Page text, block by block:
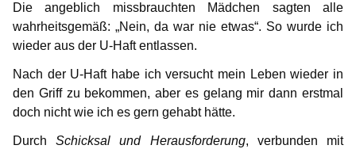
Die angeblich missbrauchten Mädchen sagten alle
wahrheitsgemäß: „Nein, da war nie etwas“. So wurde ich
wieder aus der U-Haft entlassen.
Nach der U-Haft habe ich versucht mein Leben wieder in
den Griff zu bekommen, aber es gelang mir dann erstmal
doch nicht wie ich es gern gehabt hätte.
DurchSchicksal und Herausforderung, verbunden mit